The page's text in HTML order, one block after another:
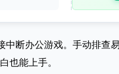
中断办公游戏。手动排查
也能上手。